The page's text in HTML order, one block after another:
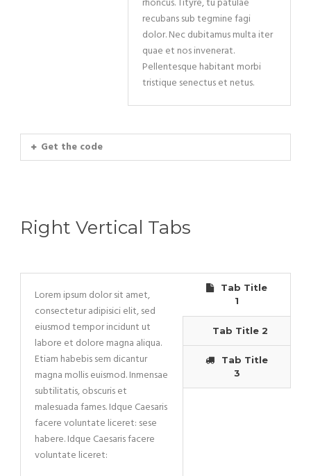
recubans sub tegmine fagi
dolor. Nec dubitamus multa iter
quae et nos invenerat.
Pellentesque habitant morbi
tristique senectus et netus.
Get the code
Right Vertical Tabs
Tab Title
1
Tab Title 2
Tab Title
3
Lorem ipsum dolor sit amet,
consectetur adipisici elit, sed
eiusmod tempor incidunt ut
labore et dolore magna aliqua.
Etiam habebis sem dicantur
magna mollis euismod. Inmensae
subtilitatis, obscuris et
malesuada fames. Idque Caesaris
facere voluntate liceret: sese
habere. Idque Caesaris facere
voluntate liceret: